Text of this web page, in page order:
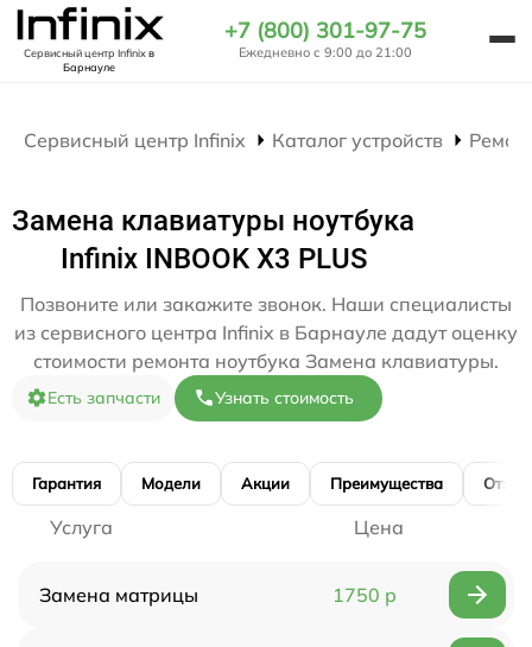
Сервисный центр Infinixв
Барнауле
+7 (800) 301-97-75
Ежедневно с 9:00 до 21:00
Сервисный центр Infinix Каталог устройств
Замена клавиатуры ноутбука
Infinix INBOOK X3 PLUS
Позвоните или закажите звонок. Наши специалисты
из сервисного центра Infinix в Барнауле дадут оценку
стоимости ремонта ноутбука Замена клавиатуры.
Есть запчасти Узнать стоимость
Гарантия Модели Акции Преимущества
Услуга Цена
Замена матрицы 1750 р